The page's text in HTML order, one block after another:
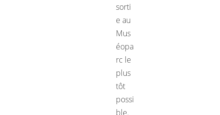
sorti
e au
Mus
éopa
rc le
plus
tôt
possi
ble.